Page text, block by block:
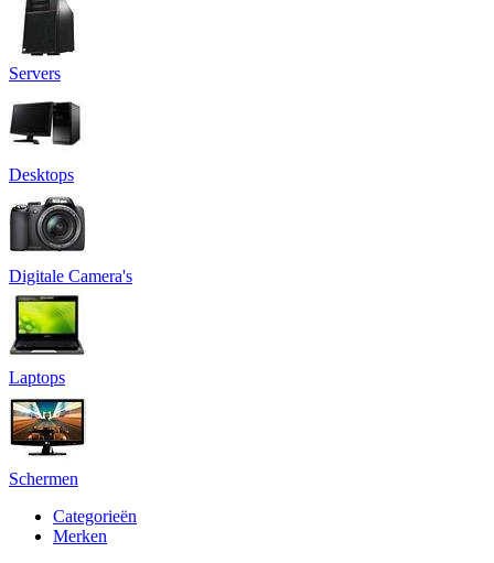
Servers
Desktops
Digitale Camera's
Laptops
Schermen
Categorieën
Merken